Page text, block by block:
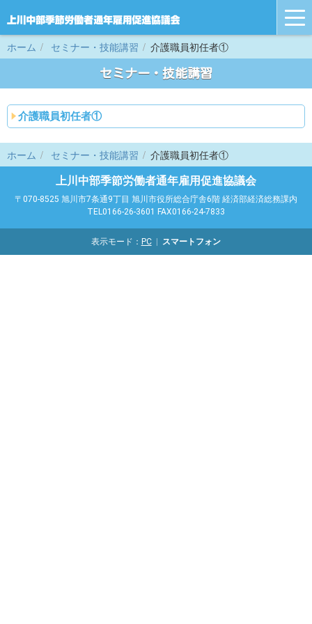
ホーム セミナー・技能講習 介護職員初任者①
セミナー・技能講習
介護職員初任者①
ホーム セミナー・技能講習 介護職員初任者①
上川中部季節労働者通年雇用促進協議会
〒070-8525 旭川市7条通9丁目 旭川市役所総合庁舎6階 経済部経済総務課内
TEL0166-26-3601 FAX0166-24-7833
表示モード： PC スマートフォン